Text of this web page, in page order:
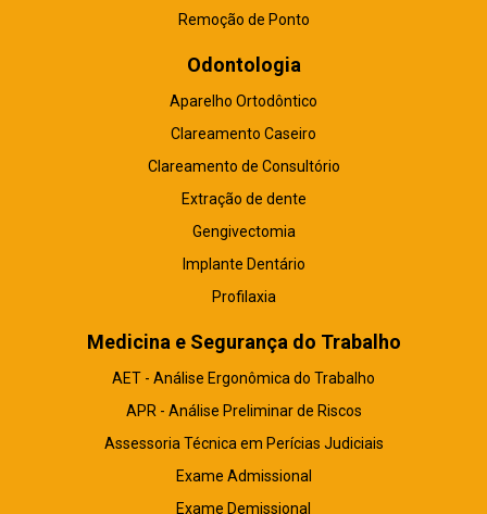
Remoção de Ponto
Odontologia
Aparelho Ortodôntico
Clareamento Caseiro
Clareamento de Consultório
Extração de dente
Gengivectomia
Implante Dentário
Profilaxia
Medicina e Segurança do Trabalho
AET - Análise Ergonômica do Trabalho
APR - Análise Preliminar de Riscos
Assessoria Técnica em Perícias Judiciais
Exame Admissional
Exame Demissional